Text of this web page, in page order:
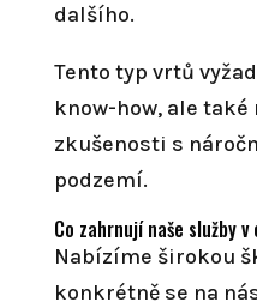
dalšího.
Tento typ vrtů
know-how, ale
zkušenosti s
podzemí.
Co zahrnují naše služby
Nabízíme širokou
konkrétně se na